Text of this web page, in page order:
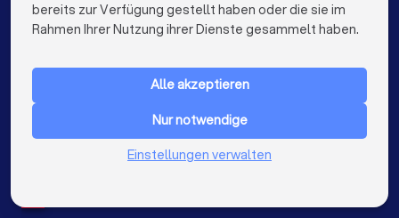
Maler in Wuppertal
Maler in Bielefeld
Maler in der Nähe
FÜR PRIVATPERSONEN
Niederlande
bereits zur Verfügung gestellt haben oder die sie im
Rahmen Ihrer Nutzung ihrer Dienste gesammelt haben.
Alle akzeptieren
Nur notwendige
Einstellungen verwalten